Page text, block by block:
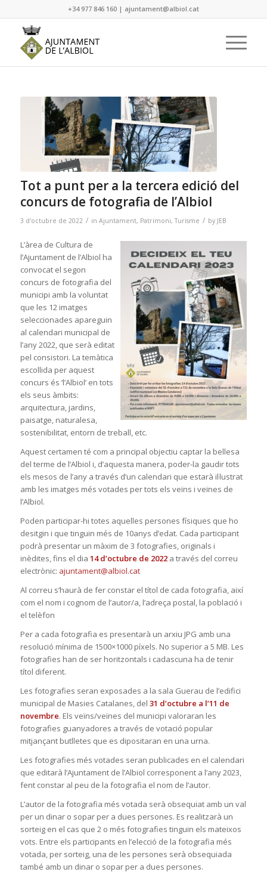
+34 977 846 160| ajuntament@albiol.cat
Tot a punt per a la tercera edició del
concurs de fotografia de l’Albiol
3 d'octubre de 2022 / in Ajuntament, Patrimoni,Turisme / by JEB
L’àrea de Cultura de
l’Ajuntament de l’Albiol ha
convocat el segon
concurs de fotografia del
municipi amb la voluntat
que les 12 imatges
seleccionades apareguin
al calendari municipal de
l’any 2022, que serà editat
pel consistori. La temàtica
escollida per aquest
concurs és ‘l’Albiol’ en tots
els seus àmbits:
arquitectura, jardins,
paisatge, naturalesa,
sostenibilitat, entorn de treball, etc.
Aquest certamen té com a principal objectiu captar la bellesa
del terme de l’Albiol i, d’aquesta manera, poder-la gaudir tots
els mesos de l’any a través d’un calendari que estarà il·lustrat
amb les imatges més votades per tots els veïns i veïnes de
l’Albiol.
Poden participar-hi totes aquelles persones físiques que ho
desitgin i que tinguin més de 10anys d’edat. Cada participant
podrà presentar un màxim de 3 fotografies, originals i
inèdites, fins el dia 14 d’octubre de 2022a través del correu
electrònic: ajuntament@albiol.cat
Al correu s’haurà de fer constar el títol de cada fotografia, així
com el nom i cognom de l’autor/a, l’adreça postal, la població i
el telèfon
Per a cada fotografia es presentarà un arxiu JPG amb una
resolució mínima de 1500×1000 píxels. No superior a 5 MB. Les
fotografies han de ser horitzontals i cadascuna ha de tenir
títol diferent.
Les fotografies seran exposades a la sala Guerau de l’edifici
municipal de Masies Catalanes, del 31 d’octubre a l’11 de
novembre. Els veïns/veïnes del municipi valoraran les
fotografies guanyadores a través de votació popular
mitjançant butlletes que es dipositaran en una urna.
Les fotografies més votades seran publicades en el calendari
que editarà l’Ajuntament de l’Albiol corresponent a l’any 2023,
fent constar al peu de la fotografia el nom de l’autor.
L’autor de la fotografia més votada serà obsequiat amb un val
per un dinar o sopar per a dues persones. Es realitzarà un
sorteig en el cas que 2 o més fotografies tinguin els mateixos
vots. Entre els participants en l’elecció de la fotografia més
votada, per sorteig, una de les persones serà obsequiada
també amb un dinar o sopar per a dues persones.